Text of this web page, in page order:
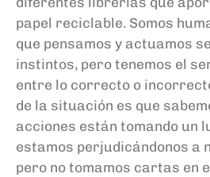
papel reciclable. Somos
que pensamos y actuamos
instintos, pero tenemos el
entre lo correcto o
de la situación es que
acciones están tomando un
estamos perjudicándonos a
pero no tomamos cartas en